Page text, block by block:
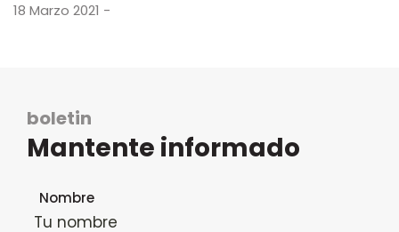
18 Marzo 2021 -
boletin
Mantente informado
Formulario de suscripción al boletín
Nombre